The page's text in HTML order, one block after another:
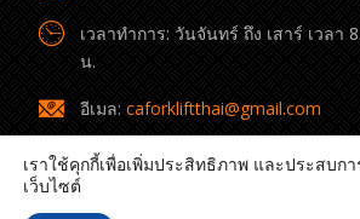
เวลาทำการ: วันจันทร์ ถึง เสาร์ เวลา
น.
อีเมล: caforkliftthai@gmail.com
เราใช้คุกกี้เพื่อเพิ่มประสิทธิภาพ และประสบก
เว็บไซต์